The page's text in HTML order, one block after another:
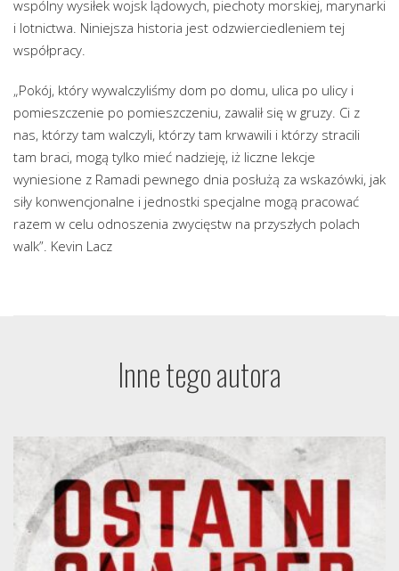
wspólny wysiłek wojsk lądowych, piechoty morskiej, marynarki
i lotnictwa. Niniejsza historia jest odzwierciedleniem tej
współpracy.
„Pokój, który wywalczyliśmy dom po domu, ulica po ulicy i
pomieszczenie po pomieszczeniu, zawalił się w gruzy. Ci z
nas, którzy tam walczyli, którzy tam krwawili i którzy stracili
tam braci, mogą tylko mieć nadzieję, iż liczne lekcje
wyniesione z Ramadi pewnego dnia posłużą za wskazówki, jak
siły konwencjonalne i jednostki specjalne mogą pracować
razem w celu odnoszenia zwycięstw na przyszłych polach
walk”. Kevin Lacz
Inne tego autora